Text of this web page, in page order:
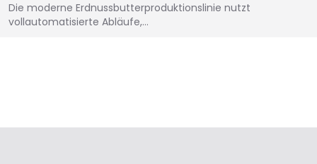
Die moderne Erdnussbutterproduktionslinie nutzt
vollautomatisierte Abläufe,…